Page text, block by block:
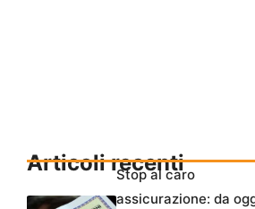
Articoli recenti
Stop al caro
assicurazione: da